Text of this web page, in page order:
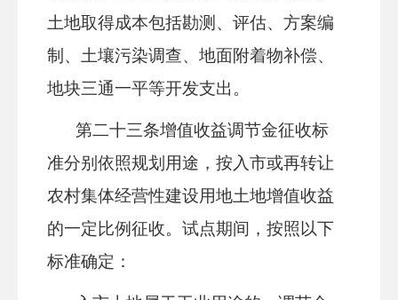
土地取得成本包括勘测、评估、方案编
制、土壤污染调查、地面附着物补偿、
地块三通一平等开发支出。
第二十三条增值收益调节金征收标
准分别依照规划用途，按入市或再转让
农村集体经营性建设用地土地增值收益
的一定比例征收。试点期间，按照以下
标准确定：